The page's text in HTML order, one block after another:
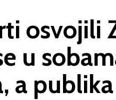
osvojili
u
a